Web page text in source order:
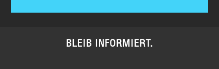
BLEIB INFORMIERT.